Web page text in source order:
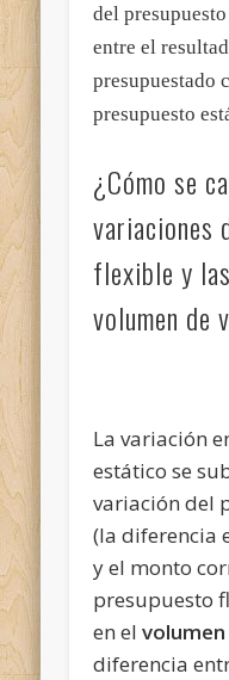
del
entre el
presupuestado
presupuesto
¿Cómo se
variaciones
flexible y
volumen de
La variación
estático se
variación del
(la diferencia
y el monto
presupuesto
en elvolumen
diferencia